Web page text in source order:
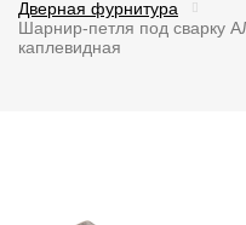
Дверная фурнитура
Шарнир-петля под сварку
каплевидная